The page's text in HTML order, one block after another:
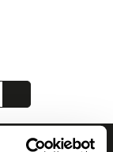
KASSAN